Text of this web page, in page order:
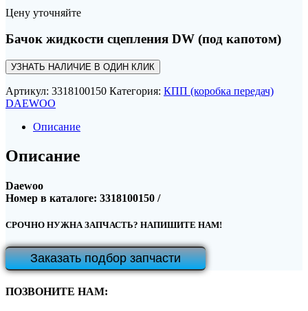
Цену уточняйте
Бачок жидкости сцепления DW (под капотом)
УЗНАТЬ НАЛИЧИЕ В ОДИН КЛИК
Артикул: 3318100150 Категория: КПП (коробка передач)
DAEWOO
Описание
Описание
Daewoo
Номер в каталоге: 3318100150 /
СРОЧНО НУЖНА ЗАПЧАСТЬ? НАПИШИТЕ НАМ!
Заказать подбор запчасти
ПОЗВОНИТЕ НАМ: